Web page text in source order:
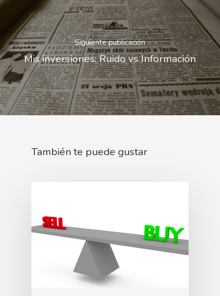
Siguiente publicación
Mis inversiones: Ruido vs Información
También te puede gustar